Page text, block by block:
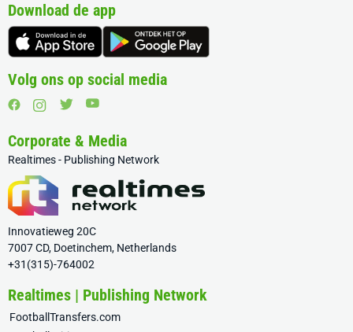
Download de app
Volg ons op social media
Corporate & Media
Realtimes - Publishing Network
Innovatieweg 20C
7007 CD, Doetinchem, Netherlands
+31(315)-764002
Realtimes | Publishing Network
FootballTransfers.com